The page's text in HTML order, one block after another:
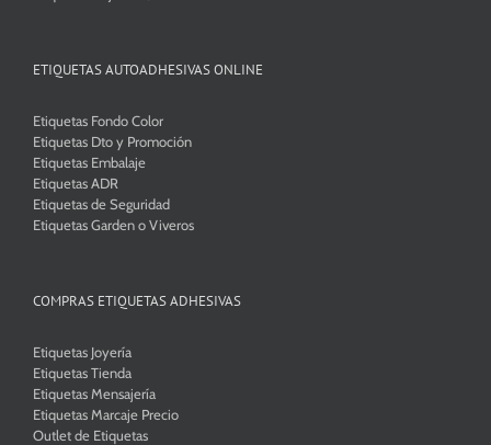
ETIQUETAS AUTOADHESIVAS ONLINE
Etiquetas Fondo Color
Etiquetas Dto y Promoción
Etiquetas Embalaje
Etiquetas ADR
Etiquetas de Seguridad
Etiquetas Garden o Viveros
COMPRAS ETIQUETAS ADHESIVAS
Etiquetas Joyería
Etiquetas Tienda
Etiquetas Mensajería
Etiquetas Marcaje Precio
Outlet de Etiquetas